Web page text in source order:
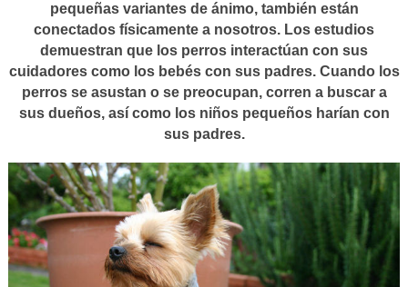
pequeñas variantes de ánimo, también están
conectados físicamente a nosotros. Los estudios
demuestran que los perros interactúan con sus
cuidadores como los bebés con sus padres. Cuando los
perros se asustan o se preocupan, corren a buscar a
sus dueños, así como los niños pequeños harían con
sus padres.